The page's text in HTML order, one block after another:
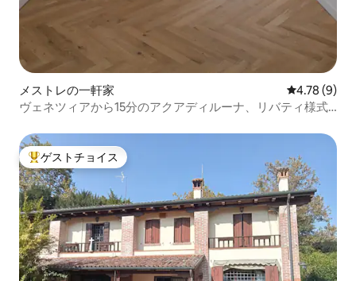
メストレの一軒家 レビュー9
4.78 (9)
ヴェネツィアから15分のアクアディルーナ、リバティ様式
大好評のゲストチョイスです。
ゲストチョイス